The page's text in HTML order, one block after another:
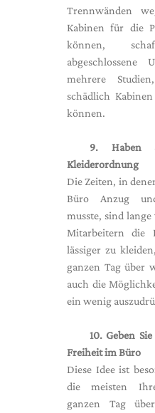
Trennwänden
Kabinen für die
können,
abgeschlossene
mehrere
schädlich
können.
9. Haben
Kleiderordnung
Die Zeiten, in
Büro Anzug
musste, sind
Mitarbeitern die
lässiger zu
ganzen Tag über
auch die
ein wenig
10. Geben
Freiheit im Büro
Diese Idee ist
die meisten
ganzen Tag